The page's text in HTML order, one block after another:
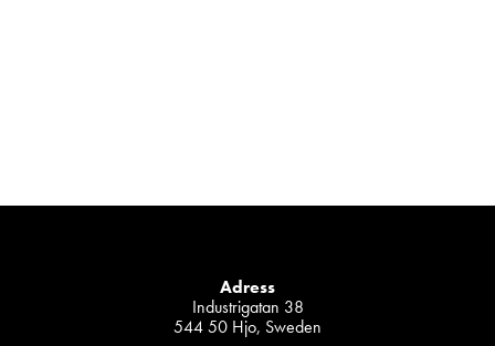
Adress
Industrigatan 38
544 50 Hjo, Sweden